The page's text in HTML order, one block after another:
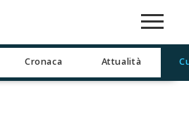
Cronaca Attualità